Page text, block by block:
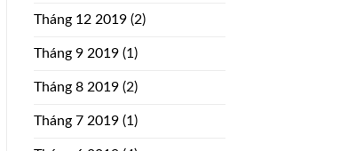
Tháng 12 2019(2)
Tháng 9 2019(1)
Tháng 8 2019(2)
Tháng 7 2019(1)